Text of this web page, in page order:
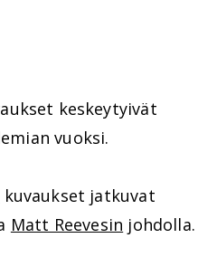
keskeytyivät
vuoksi.
kuvaukset jatkuvat
Matt Reevesin johdolla.